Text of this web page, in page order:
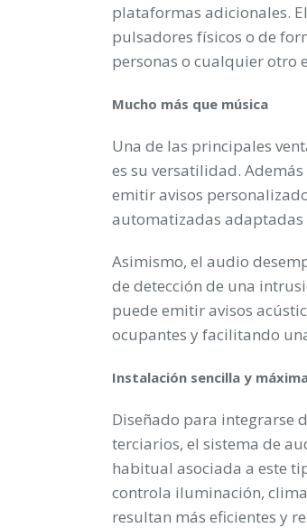
plataformas adicionales.
pulsadores físicos o de
personas o cualquier otro
Mucho más que música
Una de las principales
es su versatilidad.
emitir avisos
automatizadas adaptadas
Asimismo, el audio
de detección de una
puede emitir avisos
ocupantes y facilitando
Instalación sencilla y
Diseñado para integrarse
terciarios, el sistema de
habitual asociada a este
controla iluminación,
resultan más eficientes y